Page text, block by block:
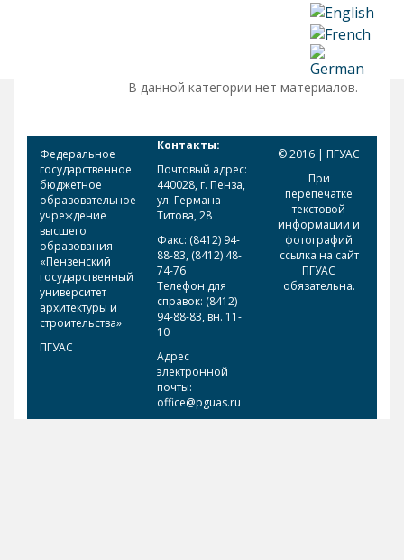
В данной категории нет материалов.
Федеральное
государственное
бюджетное
образовательное
учреждение
высшего
образования
«Пензенский
государственный
университет
архитектуры и
строительства»
ПГУАС
Контакты:
Почтовый адрес:
440028, г. Пенза,
ул. Германа
Титова, 28
Факс: (8412) 94-
88-83, (8412) 48-
74-76
Телефон для
справок: (8412)
94-88-83, вн. 11-
10
Адрес
электронной
почты:
office@pguas.ru
© 2016 | ПГУАС
При
перепечатке
текстовой
информации и
фотографий
ссылка на сайт
ПГУАС
обязательна.